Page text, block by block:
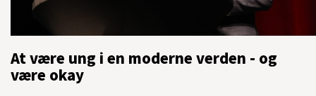
At være ung i en moderne verden - og
være okay